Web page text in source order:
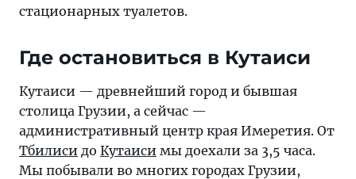
стационарных туалетов.
Где остановиться в Кутаиси
Кутаиси — древнейший город и бывшая
столица Грузии, а сейчас —
административный центр края Имеретия. От
Тбилиси до Кутаиси мы доехали за 3,5 часа.
Мы побывали во многих городах Грузии,